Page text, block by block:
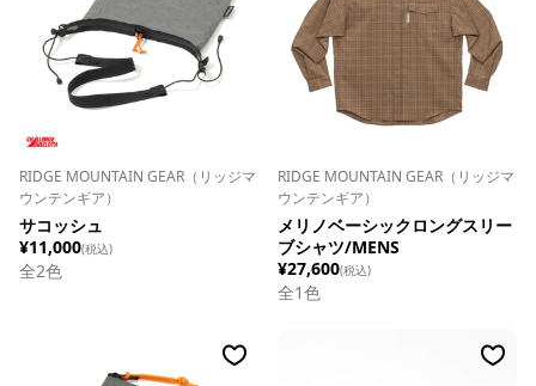
RIDGE MOUNTAIN GEAR（リッジマ
ウンテンギア）
サコッシュ
¥11,000(税込)
全2色
RIDGE MOUNTAIN GEAR（リッジマ
ウンテンギア）
メリノベーシックロングスリー
ブシャツ/MENS
¥27,600(税込)
全1色